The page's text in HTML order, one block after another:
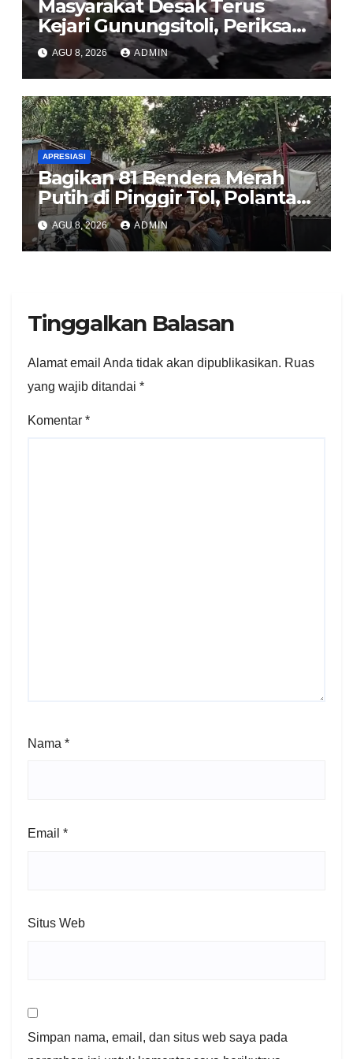
Masyarakat Desak Terus
Kejari Gunungsitoli, Periksa
dan Usut Tuntas Dugaan
Korupsi Proyek Jalan
Sirombu-Afulu (MYC) Senilai
Rp321 Miliar
AGU 8, 2026 ADMIN
APRESIASI
Bagikan 81 Bendera Merah
Putih di Pinggir Tol, Polantas
Karib BSD Ajak Warga Miskin
Kibarkan Sang Saka
AGU 8, 2026 ADMIN
Tinggalkan Balasan
Alamat email Anda tidak akan dipublikasikan. Ruas
yang wajib ditandai *
Komentar *
Nama *
Email *
Situs Web
Simpan nama, email, dan situs web saya pada